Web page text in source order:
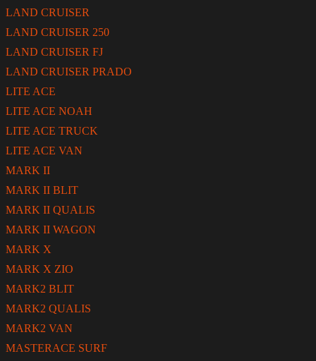
LAND CRUISER
LAND CRUISER 250
LAND CRUISER FJ
LAND CRUISER PRADO
LITE ACE
LITE ACE NOAH
LITE ACE TRUCK
LITE ACE VAN
MARK II
MARK II BLIT
MARK II QUALIS
MARK II WAGON
MARK X
MARK X ZIO
MARK2 BLIT
MARK2 QUALIS
MARK2 VAN
MASTERACE SURF